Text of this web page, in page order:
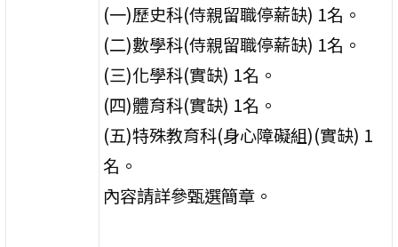
(一)歷史科(侍親留職停薪缺) 1名。
(二)數學科(侍親留職停薪缺) 1名。
(三)化學科(實缺) 1名。
(四)體育科(實缺) 1名。
(五)特殊教育科(身心障礙組)(實缺) 1
名。
內容請詳參甄選簡章。